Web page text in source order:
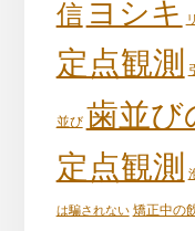
信 ヨシキ
定点観測
並び 歯並び
定点観測
は騙されない 矯正中の